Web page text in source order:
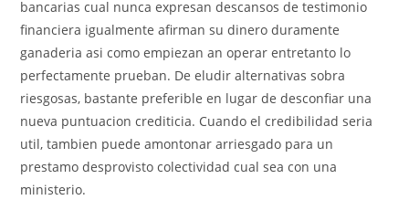
bancarias cual nunca expresan descansos de testimonio
financiera igualmente afirman su dinero duramente
ganaderia asi­ como empiezan an operar entretanto lo
perfectamente prueban. De eludir alternativas sobra
riesgosas, bastante preferible en lugar de desconfiar una
nueva puntuacion crediticia. Cuando el credibilidad seri­a
util, tambien puede amontonar arriesgado para un
prestamo desprovisto colectividad cual sea con una
ministerio.